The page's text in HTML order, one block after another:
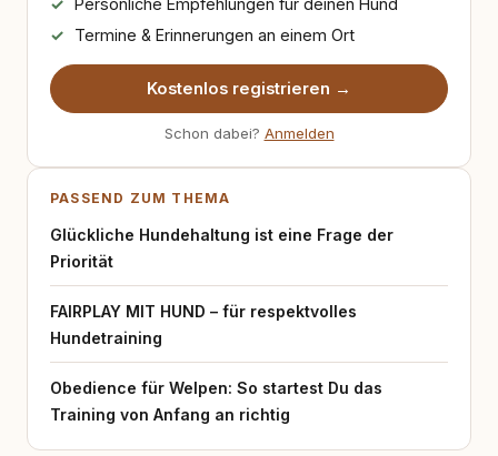
Persönliche Empfehlungen für deinen Hund
Termine & Erinnerungen an einem Ort
Kostenlos registrieren →
Schon dabei? Anmelden
PASSEND ZUM THEMA
Glückliche Hundehaltung ist eine Frage der
Priorität
FAIRPLAY MIT HUND – für respektvolles
Hundetraining
Obedience für Welpen: So startest Du das
Training von Anfang an richtig